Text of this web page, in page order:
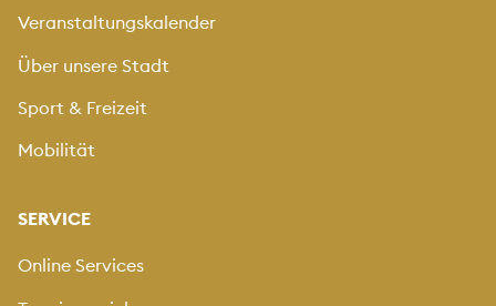
Veranstaltungskalender
Über unsere Stadt
Sport & Freizeit
Mobilität
SERVICE
Online Services